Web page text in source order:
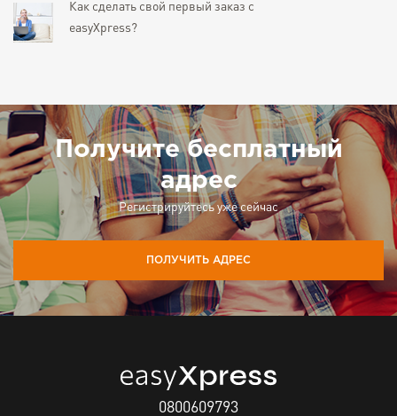
Как сделать свой первый заказ с
easyXpress?
Получите бесплатный
адрес
Регистрируйтесь уже сейчас
ПОЛУЧИТЬ АДРЕС
0800609793